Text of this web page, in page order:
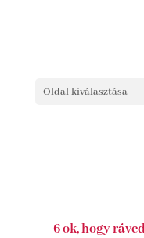
Oldal kiválasztása
6 ok, hogy